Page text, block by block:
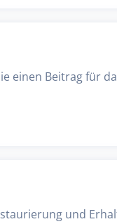
einen Beitrag für
und